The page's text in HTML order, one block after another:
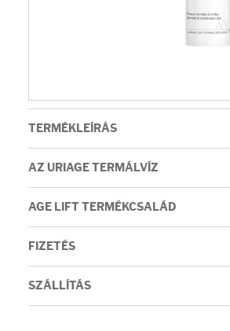
TERMÉKLEÍRÁS
AZ URIAGE TERMÁLVÍZ
AGE LIFT TERMÉKCSALÁD
FIZETÉS
SZÁLLÍTÁS